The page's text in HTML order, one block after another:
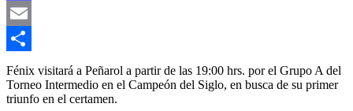
Mastodon
Email
Compartir
Fénix visitará a Peñarol a partir de las 19:00 hrs. por el Grupo A del
Torneo Intermedio en el Campeón del Siglo, en busca de su primer
triunfo en el certamen.